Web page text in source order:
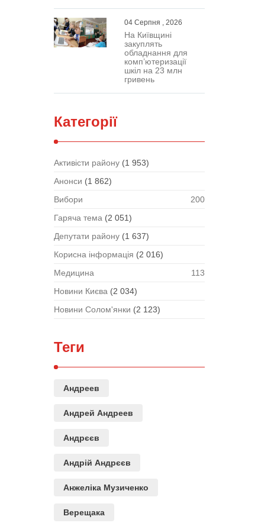
04 Серпня , 2026
На Київщині
закуплять
обладнання для
комп’ютеризації
шкіл на 23 млн
гривень
Категорії
Активісти району (1 953)
Анонси (1 862)
Вибори
200
Гаряча тема (2 051)
Депутати району (1 637)
Корисна інформація (2 016)
Медицина
113
Новини Києва (2 034)
Новини Солом'янки (2 123)
Теги
Андреев
Андрей Андреев
Андрєєв
Андрій Андрєєв
Анжеліка Музиченко
Верещака